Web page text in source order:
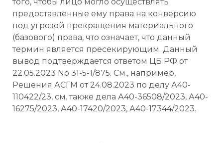
предоставленные ему права на конверсию
под угрозой прекращения материального
(базового) права, что означает, что данный
термин является пресекирующим. Данный
вывод подтверждается ответом ЦБ РФ от
22.05.2023 No 31-5-1/875. См., например,
Решения АСГМ от 24.08.2023 по делу А40-
110422/23, см. также дела А40-36508/2023, А40-
16275/2023, А40-17420/2023, А40-17344/2023.